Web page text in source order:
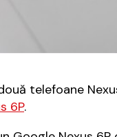
telefoane
6P.